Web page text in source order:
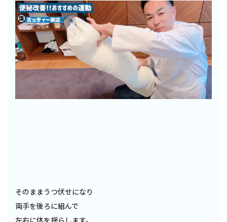
そのままうつ伏せになり
両手を後ろに組んで
左右に体を揺らします。